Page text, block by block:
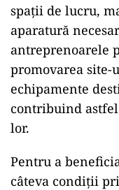
spații de lucru,
aparatură
antreprenoarele
promovarea
echipamente
contribuind
lor.
Pentru a
câteva condiții